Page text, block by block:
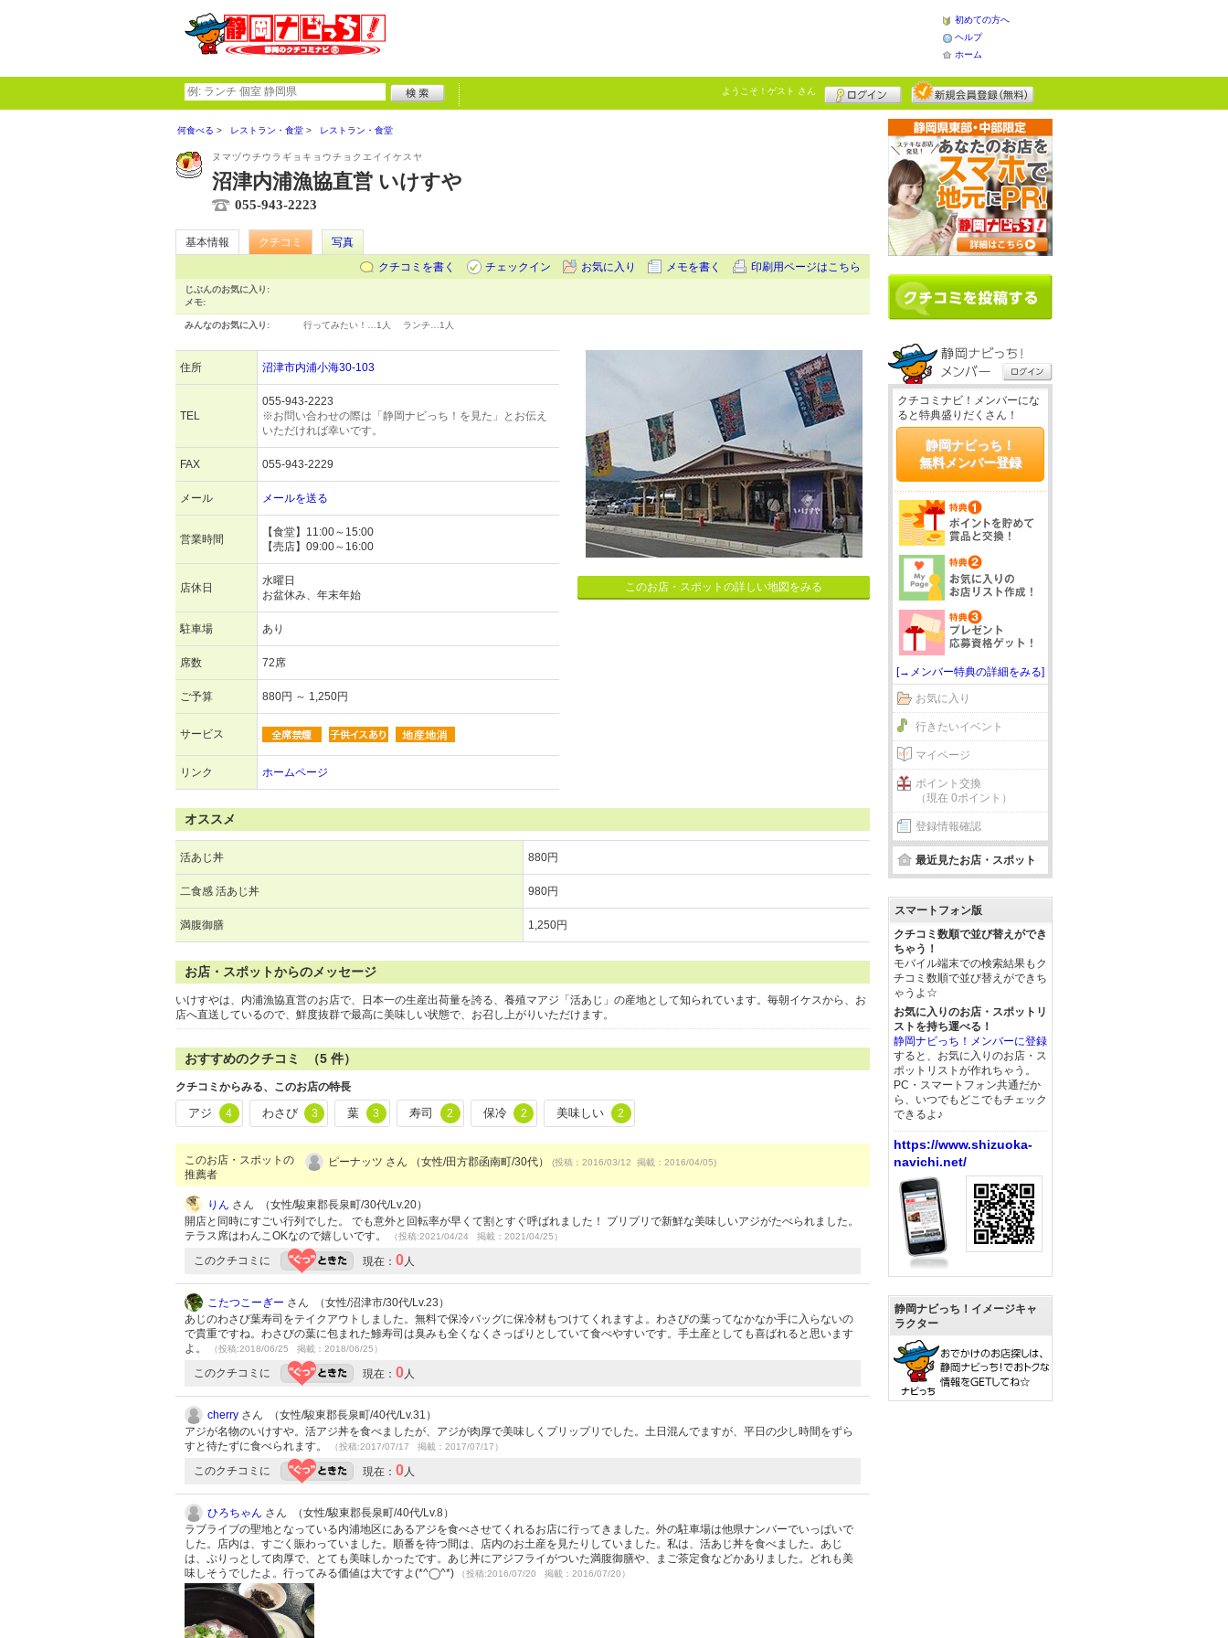
初めての方へ
ヘルプ
ホーム
ようこそ！ ゲスト さん
何食べる レストラン・食堂 レストラン・食堂
ヌマヅウチウラギョキョウチョクエイイケスヤ
沼津内浦漁協直営 いけすや
055-943-2223
基本情報 クチコミ
写真
クチコミを書く
チェックイン お気に入り メモを書く 印刷用ページはこちら
じぶんのお気に入り:
メモ:
みんなのお気に入り: 行ってみたい！… 1人 ランチ… 1人
住所 沼津市内浦小海30-103
TEL
055-943-2223
※お問い合わせの際は「静岡ナビっち！を見た」とお伝え
いただければ幸いです。
FAX 055-943-2229
メール メールを送る
営業時間
【食堂】11:00～15:00
【売店】09:00～16:00
店休日
水曜日
お盆休み、年末年始
駐車場 あり
席数 72席
ご予算 880円 ～ 1,250円
サービス
リンク ホームページ
このお店・スポットの詳しい地図をみる
オススメ
活あじ丼 880円
二食感 活あじ丼 980円
満腹御膳 1,250円
お店・スポットからのメッセージ
いけすやは、内浦漁協直営のお店で、日本一の生産出荷量を誇る、養殖マアジ「活あじ」の産地として知られています。毎朝イケスから、お
店へ直送しているので、鮮度抜群で最高に美味しい状態で、お召し上がりいただけます。
おすすめのクチコミ （5 件）
クチコミからみる、このお店の特長
アジ 4 わさび 3 葉 3 寿司 2 保冷 2 美味しい 2
このお店・スポットの
推薦者
ピーナッツ さん （女性/田方郡函南町/30代） (投稿：2016/03/12 掲載：2016/04/05)
りん さん （女性/駿東郡長泉町/30代/Lv.20）
開店と同時にすごい行列でした。 でも意外と回転率が早くて割とすぐ呼ばれました！ プリプリで新鮮な美味しいアジがたべられました。
テラス席はわんこOKなので嬉しいです。
（投稿:2021/04/24 掲載：2021/04/25）
このクチコミに 現在： 0 人
こたつこーぎー さん （女性/沼津市/30代/Lv.23）
あじのわさび葉寿司をテイクアウトしました。無料で保冷バッグに保冷材もつけてくれますよ。わさびの葉ってなかなか手に入らないの
で貴重ですね。わさびの葉に包まれた鯵寿司は臭みも全くなくさっぱりとしていて食べやすいです。手土産としても喜ばれると思います
よ。
（投稿:2018/06/25 掲載：2018/06/25）
このクチコミに 現在： 0 人
cherry さん （女性/駿東郡長泉町/40代/Lv.31）
アジが名物のいけすや。活アジ丼を食べましたが、アジが肉厚で美味しくプリップリでした。土日混んでますが、平日の少し時間をずら
すと待たずに食べられます。
（投稿:2017/07/17 掲載：2017/07/17）
このクチコミに 現在： 0 人
ひろちゃん さん （女性/駿東郡長泉町/40代/Lv.8）
ラブライブの聖地となっている内浦地区にあるアジを食べさせてくれるお店に行ってきました。外の駐車場は他県ナンバーでいっぱいで
した。店内は、すごく賑わっていました。順番を待つ間は、店内のお土産を見たりしていました。私は、活あじ丼を食べました。あじ
は、ぷりっとして肉厚で、とても美味しかったです。あじ丼にアジフライがついた満腹御膳や、まご茶定食などかありました。どれも美
味しそうでしたよ。行ってみる価値は大ですよ(*^◯^*)
（投稿:2016/07/20 掲載：2016/07/20）
クチコミナビ！メンバーにな
ると特典盛りだくさん！
静岡ナビっち！
無料メンバー登録
[→メンバー特典の詳細をみる]
お気に入り
行きたいイベント
マイページ
ポイント交換
（現在 0ポイント）
登録情報確認
最近見たお店・スポット
スマートフォン版
クチコミ数順で並び替えができ
ちゃう！
モバイル端末での検索結果もク
チコミ数順で並び替えができち
ゃうよ☆
お気に入りのお店・スポットリ
ストを持ち運べる！
静岡ナビっち！メンバーに登録
すると、お気に入りのお店・ス
ポットリストが作れちゃう。
PC・スマートフォン共通だか
ら、いつでもどこでもチェック
できるよ♪
https://www.shizuoka-
navichi.net/
静岡ナビっち！イメージキャ
ラクター